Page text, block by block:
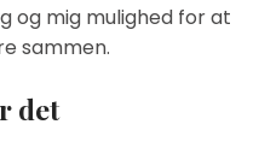
og mig mulighed for at
sammen.
det